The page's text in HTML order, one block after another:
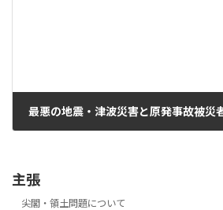
主張
尖閣・領土問題について